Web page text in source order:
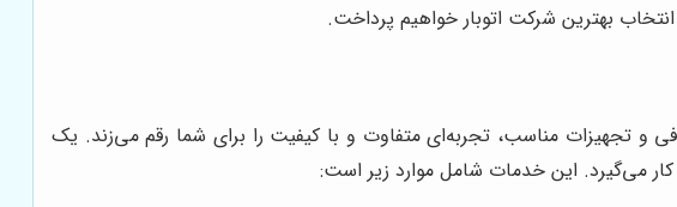
بهترین شرکت اتوبار خواهیم پرداخت.
و تجهیزات مناسب، تجربه‌ای متفاوت و با کیفیت را برای شما رقم می‌زند. یک
می‌گیرد. این خدمات شامل موارد زیر است: